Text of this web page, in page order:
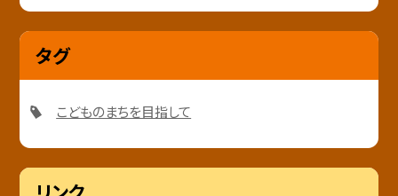
タグ
こどものまちを目指して